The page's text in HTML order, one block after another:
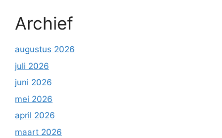
Archief
augustus 2026
juli 2026
juni 2026
mei 2026
april 2026
maart 2026